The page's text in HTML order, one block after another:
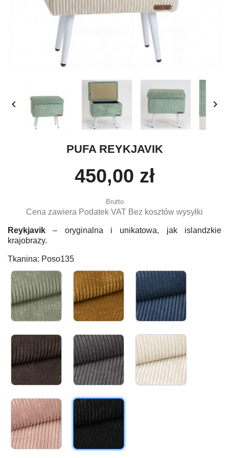
 
PUFA REYKJAVIK
450,00 zł
Brutto
Cena zawiera Podatek VAT Bez kosztów wysyłki
Reykjavik – oryginalna i unikatowa, jak islandzkie
krajobrazy.
Tkanina: Poso135
POSO047 POSO001 POSO005
POSO006 Poso022 Poso038
Poso052 Poso135